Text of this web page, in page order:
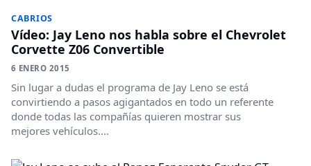
CABRIOS
Vídeo: Jay Leno nos habla sobre el Chevrolet
Corvette Z06 Convertible
6 ENERO 2015
Sin lugar a dudas el programa de Jay Leno se está
convirtiendo a pasos agigantados en todo un referente
donde todas las compañías quieren mostrar sus
mejores vehículos....